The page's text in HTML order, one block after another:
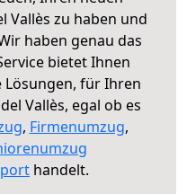
Vallès zu haben und
haben genau das
bietet Ihnen
Lösungen, für Ihren
Vallès, egal ob es
, Firmenumzug,
handelt.